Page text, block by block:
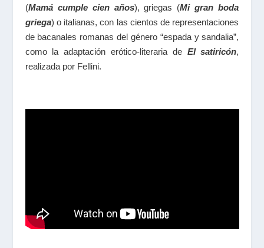
(Mamá cumple cien años), griegas (Mi gran boda
griega) o italianas, con las cientos de representaciones
de bacanales romanas del género “espada y sandalia”,
como la adaptación erótico-literaria de El satiricón,
realizada por Fellini.